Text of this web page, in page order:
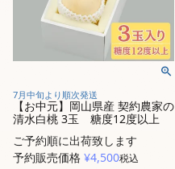
7月中旬より順次発送
【お中元】岡山県産 契約農家の
清水白桃 3玉 糖度12度以上
ご予約順に出荷致します
予約販売価格 ¥4,500税込